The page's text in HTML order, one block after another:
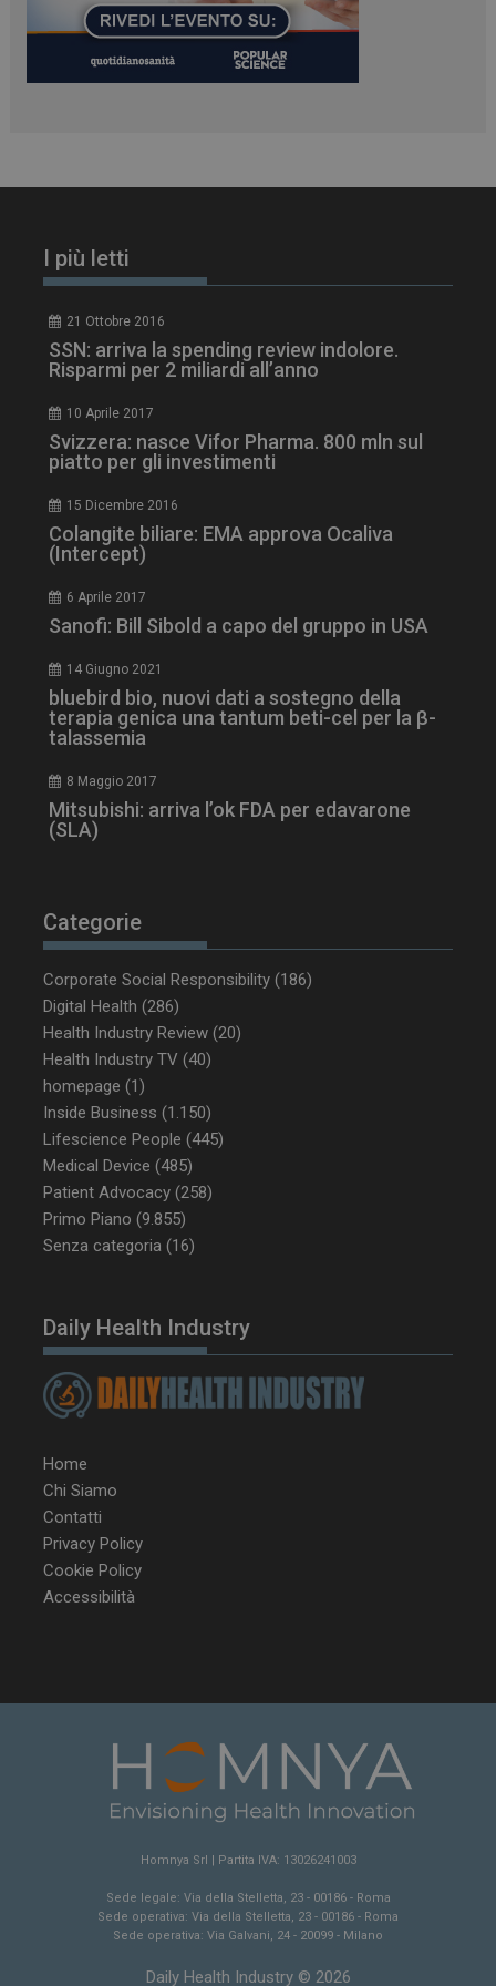
I più letti
21 Ottobre 2016
SSN: arriva la spending review indolore.
Risparmi per 2 miliardi all’anno
10 Aprile 2017
Svizzera: nasce Vifor Pharma. 800 mln sul
piatto per gli investimenti
15 Dicembre 2016
Colangite biliare: EMA approva Ocaliva
(Intercept)
6 Aprile 2017
Sanofi: Bill Sibold a capo del gruppo in USA
14 Giugno 2021
bluebird bio, nuovi dati a sostegno della
terapia genica una tantum beti-cel per la β-
talassemia
8 Maggio 2017
Mitsubishi: arriva l’ok FDA per edavarone
(SLA)
Categorie
Corporate Social Responsibility (186)
Digital Health (286)
Health Industry Review (20)
Health Industry TV (40)
homepage (1)
Inside Business (1.150)
Lifescience People (445)
Medical Device (485)
Patient Advocacy (258)
Primo Piano (9.855)
Senza categoria (16)
Daily Health Industry
Home
Chi Siamo
Contatti
Privacy Policy
Cookie Policy
Accessibilità
Homnya Srl | Partita IVA: 13026241003
Sede legale: Via della Stelletta, 23 - 00186 - Roma
Sede operativa: Via della Stelletta, 23 - 00186 - Roma
Sede operativa: Via Galvani, 24 - 20099 - Milano
Daily Health Industry © 2026
__Secure-ROLLOUT_TOKEN
.youtube.com
__Secure-YNID .youtube.com
VISITOR_PRIVACY_METADATA
YouTube
.youtube.com
YSC
.youtube.com
VISITOR_INFO1_LIVE